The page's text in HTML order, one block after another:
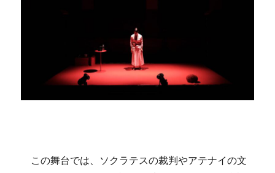
この舞台では、ソクラテスの裁判やアテナイの文